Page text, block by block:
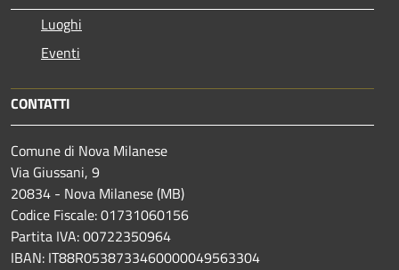
Luoghi
Eventi
CONTATTI
Comune di Nova Milanese
Via Giussani, 9
20834 - Nova Milanese (MB)
Codice Fiscale: 01731060156
Partita IVA: 00722350964
IBAN: IT88R0538733460000049563304